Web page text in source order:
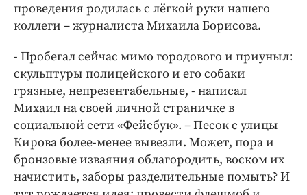
Погода
Праздники
Происшествия
Спорт
Экономика и бизнес
ПРОЕКТЫ
Блоги
Издания
Медиаперсона
проведения родилась с лёгкой руки нашего
коллеги – журналиста Михаила Борисова.
- Пробегал сейчас мимо городового и приуныл:
скульптуры полицейского и его собаки
грязные, непрезентабельные, - написал
Михаил на своей личной страничке в
социальной сети «Фейсбук». – Песок с улицы
Кирова более-менее вывезли. Может, пора и
бронзовые изваяния облагородить, воском их
начистить, заборы разделительные помыть? И